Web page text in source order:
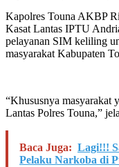
Kapolres Touna AKBP
Kasat Lantas IPTU
pelayanan SIM keliling
masyarakat Kabupaten
“Khususnya masyarakat
Lantas Polres Touna,”
Baca Juga: Lagi!!!
Pelaku Narkoba di